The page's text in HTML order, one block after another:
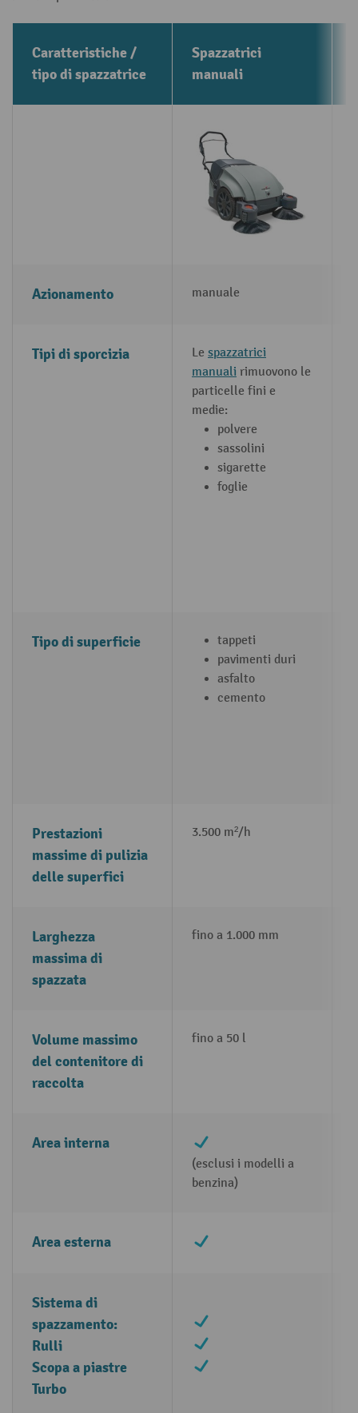
Caratteristiche /
tipo di spazzatrice
Spazzatrici
manuali
Azionamento manuale
Tipi di sporcizia Le spazzatrici
manuali rimuovono le
particelle fini e
medie:
polvere
sassolini
sigarette
foglie
Tipo di superficie
tappeti
pavimenti duri
asfalto
cemento
Prestazioni
massime di pulizia
delle superfici
3.500 m²/h
Larghezza
massima di
spazzata
fino a 1.000 mm
Volume massimo
del contenitore di
raccolta
fino a 50 l
Area interna ✔
(esclusi i modelli a
benzina)
Area esterna ✔
Sistema di
spazzamento:
Rulli
Scopa a piastre
Turbo
✔
✔
✔